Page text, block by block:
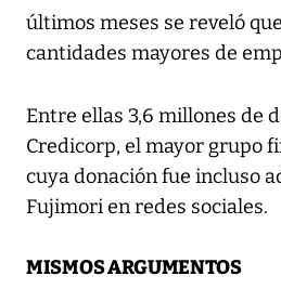
últimos meses se reveló
cantidades mayores de
Entre ellas 3,6 millones de
Credicorp, el mayor grupo
cuya donación fue incluso
Fujimori en redes sociales.
MISMOS ARGUMENTOS